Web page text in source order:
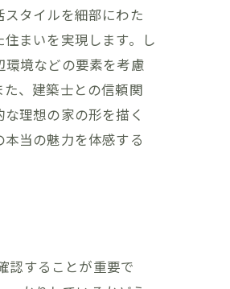
タイルを細部にわた
まいを実現します。し
境などの要素を考慮
、建築士との信頼関
理想の家の形を描く
当の魅力を体感する
認することが重要で